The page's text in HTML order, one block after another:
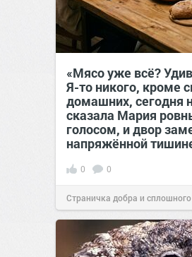
«Мясо уже всё?
Я-то никого, кроме
домашних, сегодня
сказала Мария
голосом, и двор
напряжённой
0 0
Страничка добра и
позитива!15:38Вчера